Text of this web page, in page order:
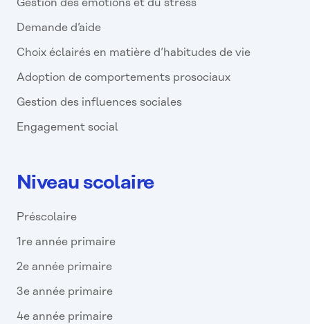
Gestion des émotions et du stress
Demande d’aide
Choix éclairés en matière d’habitudes de vie
Adoption de comportements prosociaux
Gestion des influences sociales
Engagement social
Niveau scolaire
Préscolaire
1re année primaire
2e année primaire
3e année primaire
4e année primaire